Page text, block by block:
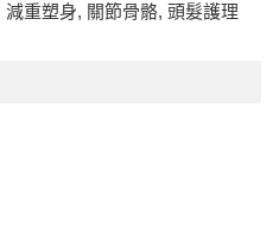
減重塑身, 關節骨骼, 頭髮護理